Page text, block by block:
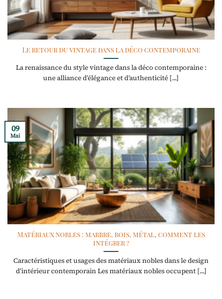
Le retour du vintage dans la déco contemporaine
La renaissance du style vintage dans la déco contemporaine :
une alliance d’élégance et d’authenticité [...]
Matériaux nobles : marbre, bois, métal, comment les
intégrer ?
Caractéristiques et usages des matériaux nobles dans le design
d’intérieur contemporain Les matériaux nobles occupent [...]
09
Mai